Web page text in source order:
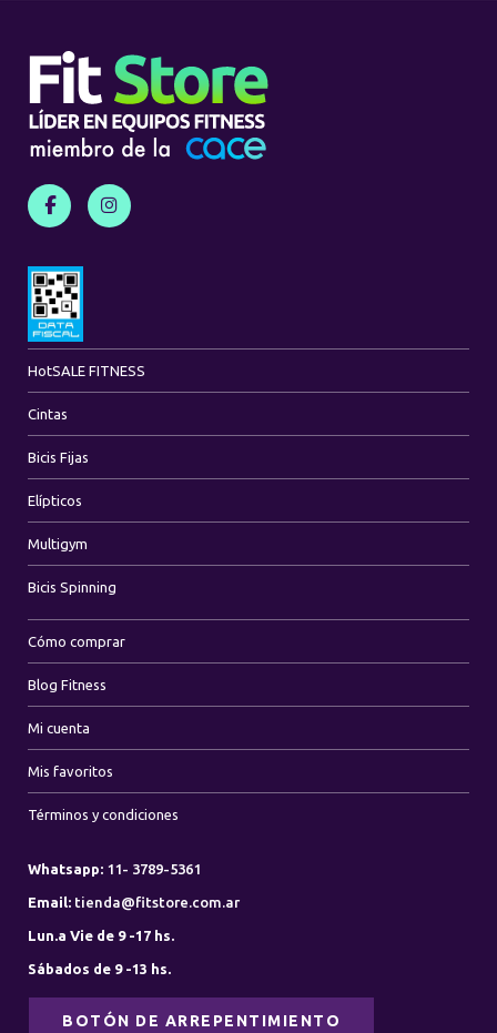
HotSALE FITNESS
Cintas
Bicis Fijas
Elípticos
Multigym
Bicis Spinning
Cómo comprar
Blog Fitness
Mi cuenta
Mis favoritos
Términos y condiciones
Whatsapp: 11- 3789-5361
Email: tienda@fitstore.com.ar
Lun.a Vie de 9 -17 hs.
Sábados de 9 -13 hs.
BOTÓN DE ARREPENTIMIENTO